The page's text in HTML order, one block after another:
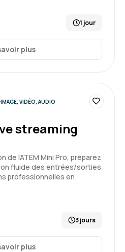
1 jour
plus
IMAGE, VIDÉO, AUDIO
streaming
de l'ATEM Mini Pro, préparez
fluide des entrées/sorties
professionnelles en
3 jours
plus